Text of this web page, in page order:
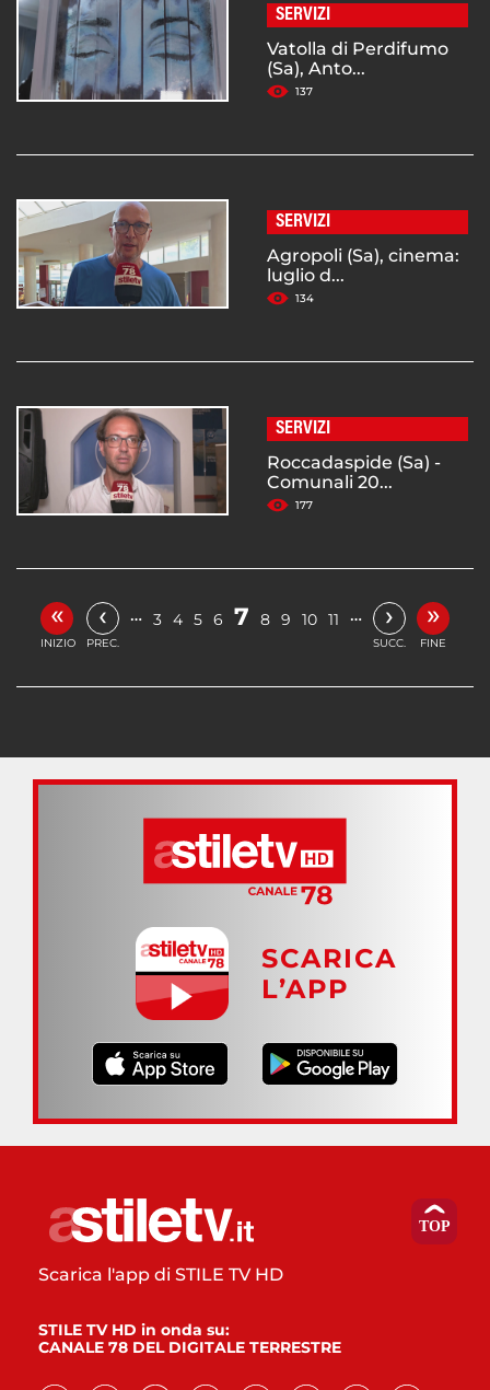
SERVIZI
Vatolla di Perdifumo
(Sa), Anto...
137
SERVIZI
Agropoli (Sa), cinema:
luglio d...
134
SERVIZI
Roccadaspide (Sa) -
Comunali 20...
177
«
INIZIO
‹
PREC.
… 3 4 5 6 7 8 9 10 11 … ›
SUCC.
»
FINE
SCARICA
L’APP
Scarica l'app di STILE TV HD
STILE TV HD in onda su:
CANALE 78 DEL DIGITALE TERRESTRE